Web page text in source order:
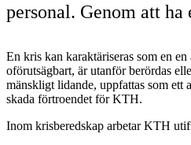
personal. Genom att
En kris kan karaktäriseras som en
oförutsägbart, är utanför berördas
mänskligt lidande, uppfattas som
skada förtroendet för KTH.
Inom krisberedskap arbetar KTH